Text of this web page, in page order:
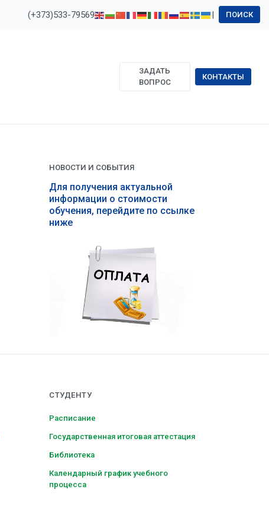
(+373)533-79569 | ПОИСК
ЗАДАТЬ
ВОПРОС
КОНТАКТЫ
НОВОСТИ И СОБЫТИЯ
Для получения актуальной
информации о стоимости
обучения, перейдите по ссылке
ниже
СТУДЕНТУ
Расписание
Государственная итоговая аттестация
Библиотека
Календарный график учебного
процесса